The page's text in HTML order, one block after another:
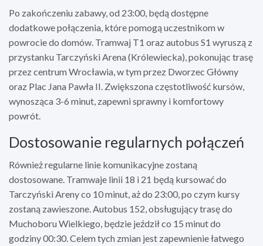
Po zakończeniu zabawy, od 23:00, będą dostępne
dodatkowe połączenia, które pomogą uczestnikom w
powrocie do domów. Tramwaj T1 oraz autobus S1 wyruszą z
przystanku Tarczyński Arena (Królewiecka), pokonując trasę
przez centrum Wrocławia, w tym przez Dworzec Główny
oraz Plac Jana Pawła II. Zwiększona częstotliwość kursów,
wynosząca 3-6 minut, zapewni sprawny i komfortowy
powrót.
Dostosowanie regularnych połączeń
Również regularne linie komunikacyjne zostaną
dostosowane. Tramwaje linii 18 i 21 będą kursować do
Tarczyński Areny co 10 minut, aż do 23:00, po czym kursy
zostaną zawieszone. Autobus 152, obsługujący trasę do
Muchoboru Wielkiego, będzie jeździł co 15 minut do
godziny 00:30. Celem tych zmian jest zapewnienie łatwego